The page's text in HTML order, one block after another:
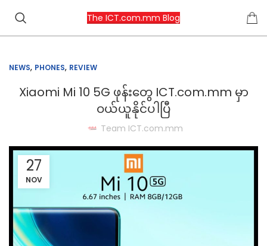
The ICT.com.mm Blog
NEWS, PHONES, REVIEW
Xiaomi Mi 10 5G ဖုန်းတွေ ICT.com.mm မှာ
ဝယ်ယူနိုင်ပါပြီ
Team ICT.com.mm
27
NOV